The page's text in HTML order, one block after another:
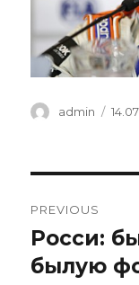
Author
admin
по
записям
PREVIOUS
Previous
post:
Росси:
былую